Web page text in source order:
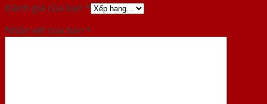
Đánh giá của bạn *
Nhận xét của bạn *